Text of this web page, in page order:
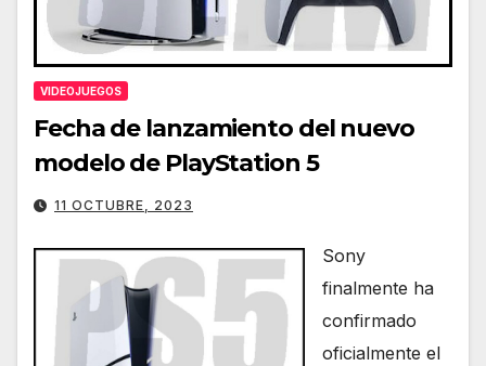
VIDEOJUEGOS
Fecha de lanzamiento del nuevo
modelo de PlayStation 5
11 OCTUBRE, 2023
Sony
finalmente ha
confirmado
oficialmente el